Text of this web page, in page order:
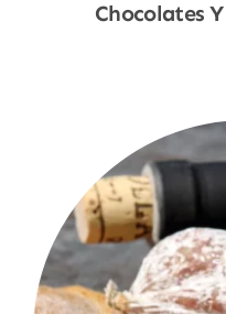
Chocolates